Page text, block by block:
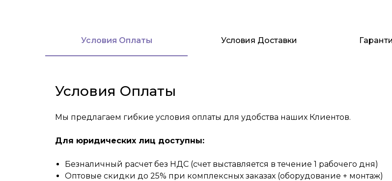
Условия Оплаты Условия Доставки
Условия Оплаты
Мы предлагаем гибкие условия оплаты для удобства наших Клиентов.
Для юридических лиц доступны:
Безналичный расчет без НДС (счет выставляется в течение 1 рабочего дня)
Оптовые скидки до 25% при комплексных заказах (оборудование + монтаж)